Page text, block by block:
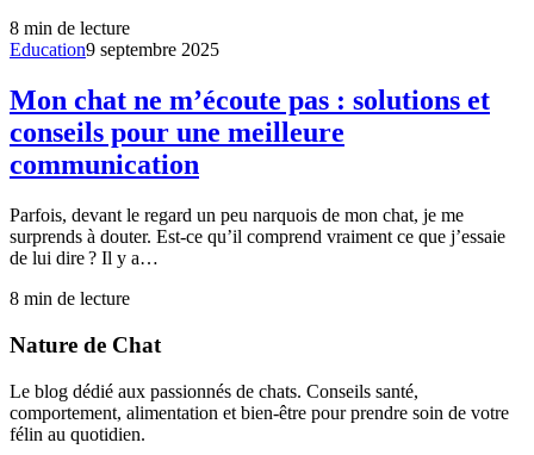
8 min de lecture
Education9 septembre 2025
Mon chat ne m’écoute pas : solutions et
conseils pour une meilleure
communication
Parfois, devant le regard un peu narquois de mon chat, je me
surprends à douter. Est-ce qu’il comprend vraiment ce que j’essaie
de lui dire ? Il y a…
8 min de lecture
Nature de Chat
Le blog dédié aux passionnés de chats. Conseils santé,
comportement, alimentation et bien-être pour prendre soin de votre
félin au quotidien.